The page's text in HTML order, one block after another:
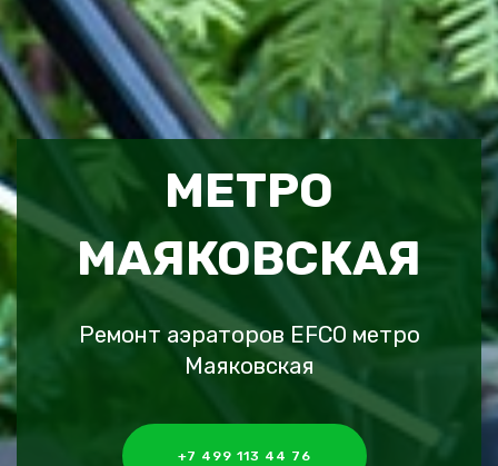
МЕТРО
МАЯКОВСКАЯ
Ремонт аэраторов EFCO метро
Маяковская
+7 499 113 44 76